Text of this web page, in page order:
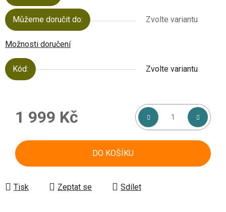
Můžeme doručit do: Zvolte variantu
Možnosti doručení
Kód: Zvolte variantu
1 999 Kč
DO KOŠÍKU
Tisk Zeptat se Sdílet